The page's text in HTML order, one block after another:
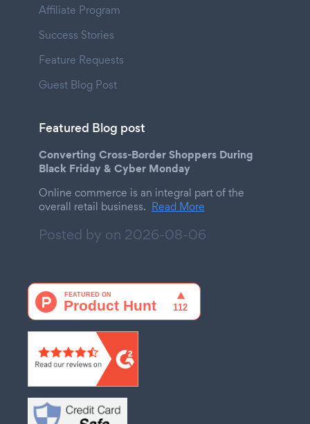
Affiliate Program
Success Stories
Feature Requests
Guest Blog Post
Featured Blog post
Converting Cross-Border Shoppers During
Black Friday & Cyber Monday
Online commerce is an integral part of the
overall retail business. Read More
Posted by on 2026-08-06